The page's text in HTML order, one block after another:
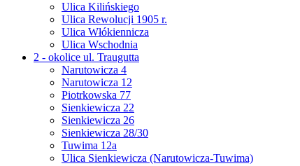
Ulica Kilińskiego
Ulica Rewolucji 1905 r.
Ulica Włókiennicza
Ulica Wschodnia
2 - okolice ul. Traugutta
Narutowicza 4
Narutowicza 12
Piotrkowska 77
Sienkiewicza 22
Sienkiewicza 26
Sienkiewicza 28/30
Tuwima 12a
Ulica Sienkiewicza (Narutowicza-Tuwima)